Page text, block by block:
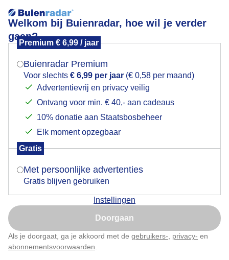
Welkom bij Buienradar, hoe wil je verder
gaan?
Premium € 6,99 / jaar
Buienradar Premium
Voor slechts € 6,99 per jaar (€ 0,58 per maand)
Advertentievrij en privacy veilig
Ontvang voor min. € 40,- aan cadeaus
10% donatie aan Staatsbosbeheer
Elk moment opzegbaar
Gratis
Met persoonlijke advertenties
Gratis blijven gebruiken
Instellingen
Doorgaan
Als je doorgaat, ga je akkoord met de gebruikers- privacy- en
abonnementsvoorwaarden
Temperatuur net boven nul/eekhoorn geen last van
met dikkere winterjas nu!
In een koude winter krijgen deze beestje een dikkere
vacht, dus een echte winterjas en zo hebben nergens
last van. Ook in hun nesten, waar nu broedzorg is van
Mogen we je locatie gebruiken voor het
Indien je hier nog geen akkoord op hebt gegeven,
verschijnt er zo een pop-up uit je browser waarin
Is goed, toon de popup
Nu niet, misschien later
Klik hierom dit aan te passen